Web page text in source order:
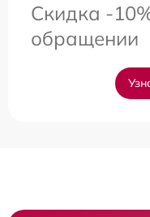
Скидка -
обращении